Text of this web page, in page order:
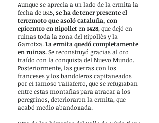
Aunque se aprecia a un lado de la ermita la
fecha de 1615, se ha de tener presente el
terremoto que asoló Cataluña, con
epicentro en Ripollet en 1428, que dejó en
ruinas toda la zona del Ripollès y la
Garrotxa. La ermita quedó completamente
en ruinas.Se reconstruyó gracias al oro
traído con la conquista del Nuevo Mundo.
Posteriormente, las guerras con los
franceses y los bandoleros capitaneados
por el famoso Tallaferro, que se refugiaban
entre estas montañas para atracar a los
peregrinos, deterioraron la ermita, que
acabó medio abandonada.